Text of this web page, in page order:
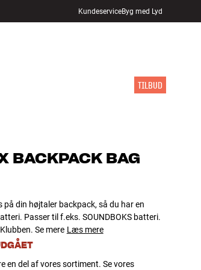
KundeserviceByg med Lyd
TILBUD
BACKPACK BAG
på din højtaler backpack, så du har en
Passer til f.eks. SOUNDBOKS batteri.
Se mere Læs mere
en del af vores sortiment. Se vores